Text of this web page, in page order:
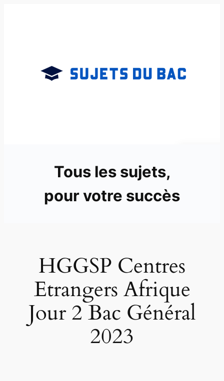
Tous les sujets,
pour votre succès
HGGSP Centres
Etrangers Afrique
Jour 2 Bac Général
2023